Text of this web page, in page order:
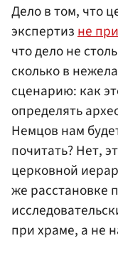
Дело в том, что
экспертизне
что дело не
сколько в
сценарию: как
определять
Немцов нам
почитать? Нет,
церковной
же расстановке
при храме, а не